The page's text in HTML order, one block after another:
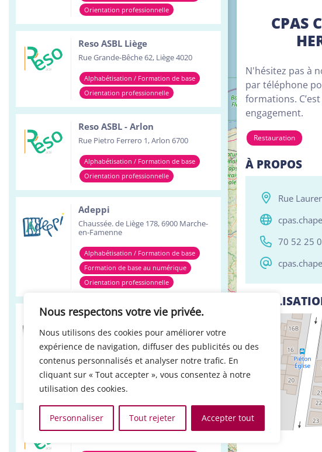
Nous respectons votre vie privée.
Nous utilisons des cookies pour améliorer votre
expérience de navigation, diffuser des publicités ou des
contenus personnalisés et analyser notre trafic. En
cliquant sur « Tout accepter », vous consentez à notre
utilisation des cookies.
Personnaliser Tout rejeter Accepter tout
Orientation professionnelle
Reso ASBL Liège
Rue Grande-Bêche 62, Liège 4020
Alphabétisation / Formation de base
Orientation professionnelle
Reso ASBL - Arlon
Rue Pietro Ferrero 1, Arlon 6700
Alphabétisation / Formation de base
Orientation professionnelle
Adeppi
Chaussée. de Liège 178, 6900 Marche-
en-Famenne
Alphabétisation / Formation de base
Formation de base au numérique
Orientation professionnelle
Adeppi
Avenue de l'Europe 1A, 7903 Leuze-en-
Hainaut
Alphabétisation / Formation de base
Formation de base au numérique
Orientation professionnelle
Réso ASBL Verviers
CPAS
N'hésitez pas à
par téléphone
formations.
engagement.
Restauration
À PROPOS
Rue
70 52 25
+